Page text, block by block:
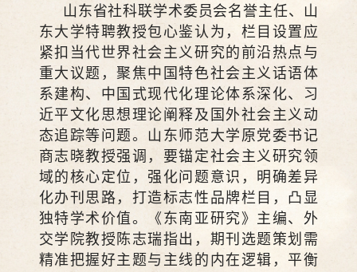
山东省社科联学术委员会名誉主任、山
东大学特聘教授包心鉴认为，栏目设置应
紧扣当代世界社会主义研究的前沿热点与
重大议题，聚焦中国特色社会主义话语体
系建构、中国式现代化理论体系深化、习
近平文化思想理论阐释及国外社会主义动
态追踪等问题。山东师范大学原党委书记
商志晓教授强调，要锚定社会主义研究领
域的核心定位，强化问题意识，明确差异
化办刊思路，打造标志性品牌栏目，凸显
独特学术价值。《东南亚研究》主编、外
交学院教授陈志瑞指出，期刊选题策划需
精准把握好主题与主线的内在逻辑，平衡